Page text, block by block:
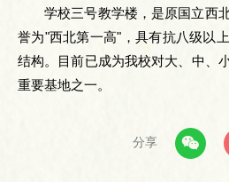
学校三号教学楼，是原国立西
誉为"西北第一高"，具有抗八级以
结构。目前已成为我校对大、中、
重要基地之一。
分享